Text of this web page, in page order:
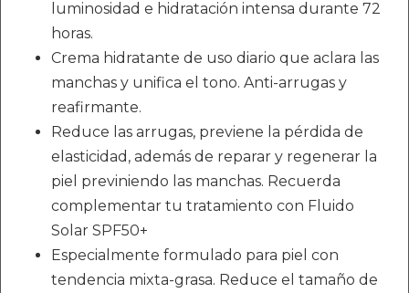
luminosidad e hidratación intensa durante 72
horas.
Crema hidratante de uso diario que aclara las
manchas y unifica el tono. Anti-arrugas y
reafirmante.
Reduce las arrugas, previene la pérdida de
elasticidad, además de reparar y regenerar la
piel previniendo las manchas. Recuerda
complementar tu tratamiento con Fluido
Solar SPF50+
Especialmente formulado para piel con
tendencia mixta-grasa. Reduce el tamaño de